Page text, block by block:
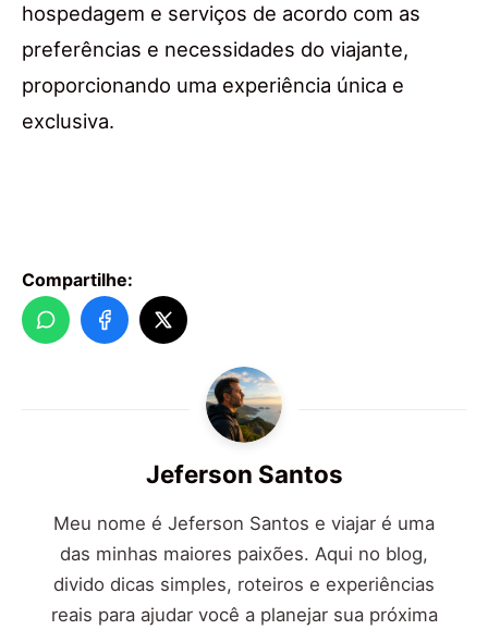
hospedagem e serviços de acordo com as
preferências e necessidades do viajante,
proporcionando uma experiência única e
exclusiva.
Compartilhe:
Jeferson Santos
Meu nome é Jeferson Santos e viajar é uma
das minhas maiores paixões. Aqui no blog,
divido dicas simples, roteiros e experiências
reais para ajudar você a planejar sua próxima